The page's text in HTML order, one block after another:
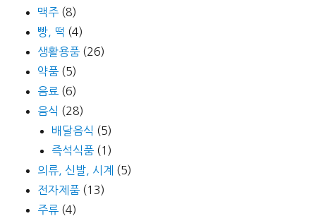
맥주 (8)
빵, 떡 (4)
생활용품 (26)
약품 (5)
음료 (6)
음식 (28)
배달음식 (5)
즉석식품 (1)
의류, 신발, 시계 (5)
전자제품 (13)
주류 (4)